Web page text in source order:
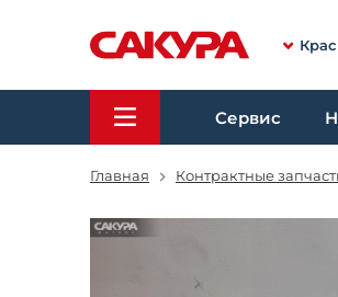
Сервис
Главная Контрактные